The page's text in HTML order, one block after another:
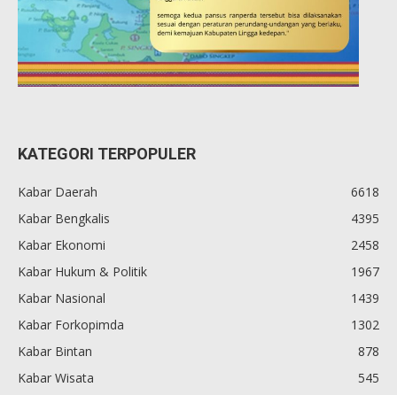
KATEGORI TERPOPULER
Kabar Daerah
6618
Kabar Bengkalis
4395
Kabar Ekonomi
2458
Kabar Hukum & Politik
1967
Kabar Nasional
1439
Kabar Forkopimda
1302
Kabar Bintan
878
Kabar Wisata
545